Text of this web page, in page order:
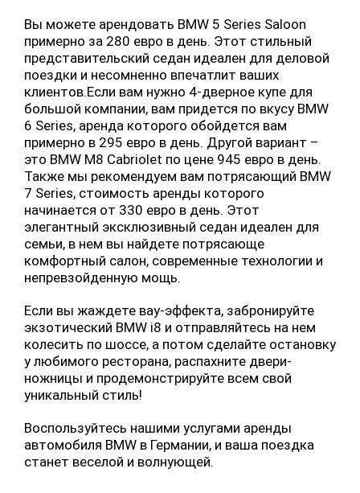
Вы можете арендовать BMW 5 Series Saloon
примерно за 280 евро в день. Этот стильный
представительский седан идеален для деловой
поездки и несомненно впечатлит ваших
клиентов.Если вам нужно 4-дверное купе для
большой компании, вам придется по вкусу BMW
6 Series, аренда которого обойдется вам
примерно в 295 евро в день. Другой вариант –
это BMW M8 Cabriolet по цене 945 евро в день.
Также мы рекомендуем вам потрясающий BMW
7 Series, стоимость аренды которого
начинается от 330 евро в день. Этот
элегантный эксклюзивный седан идеален для
семьи, в нем вы найдете потрясающе
комфортный салон, современные технологии и
непревзойденную мощь.
Если вы жаждете вау-эффекта, забронируйте
экзотический BMW i8 и отправляйтесь на нем
колесить по шоссе, а потом сделайте остановку
у любимого ресторана, распахните двери-
ножницы и продемонстрируйте всем свой
уникальный стиль!
Воспользуйтесь нашими услугами аренды
автомобиля BMW в Германии, и ваша поездка
станет веселой и волнующей.